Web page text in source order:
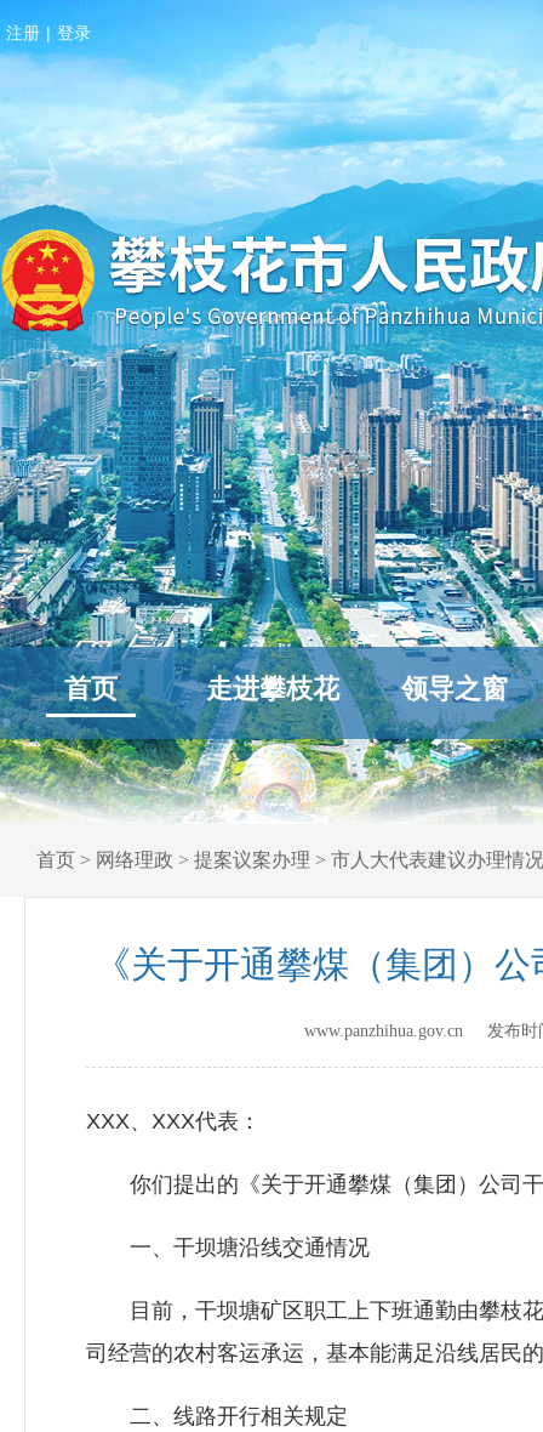
注册 | 登录
首页 走进攀枝花 领导之窗
首页 > 网络理政 > 提案议案办理 > 市人大代表建议办理情况
《关于开通攀煤（集团）
www.panzhihua.gov.cn 发布时
XXX、XXX代表：
你们提出的《关于开通攀煤（集团）公司干
一、干坝塘沿线交通情况
目前，干坝塘矿区职工上下班通勤由攀枝花
司经营的农村客运承运，基本能满足沿线居民
二、线路开行相关规定